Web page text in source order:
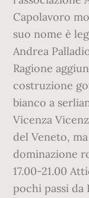
Capolavoro
suo nome è
Andrea
Ragione
costruzione
bianco a
Vicenza
del Veneto,
dominazione
17.00-21.00
pochi passi da